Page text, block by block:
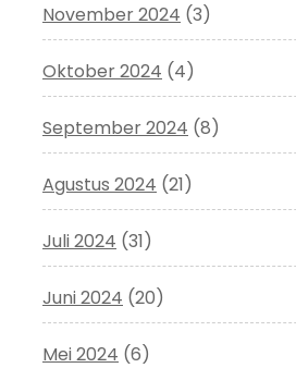
November 2024 (3)
Oktober 2024 (4)
September 2024 (8)
Agustus 2024 (21)
Juli 2024 (31)
Juni 2024 (20)
Mei 2024 (6)